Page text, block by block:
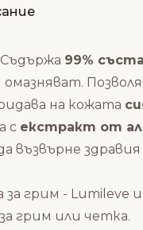
99%
на кожата
с екстракт от
възвърне
за грим - Lumileve
за грим или четка.